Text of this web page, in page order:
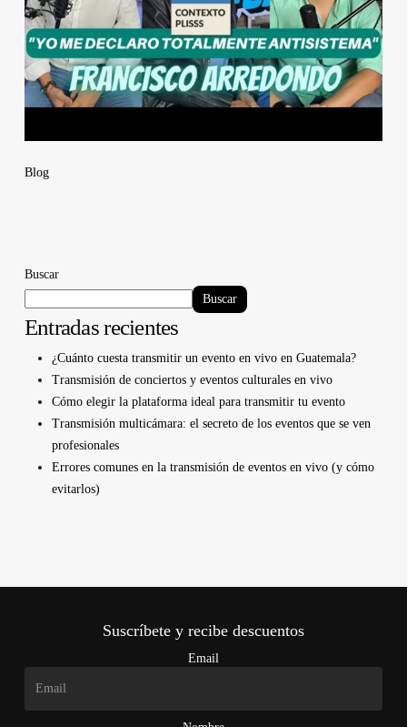
Blog
Buscar
Buscar
Entradas recientes
¿Cuánto cuesta transmitir un evento en vivo en Guatemala?
Transmisión de conciertos y eventos culturales en vivo
Cómo elegir la plataforma ideal para transmitir tu evento
Transmisión multicámara: el secreto de los eventos que se ven
profesionales
Errores comunes en la transmisión de eventos en vivo (y cómo
evitarlos)
Suscríbete y recibe descuentos
Email